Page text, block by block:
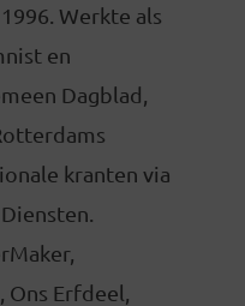
Werkte als
en
Dagblad,
kranten via
Erfdeel,